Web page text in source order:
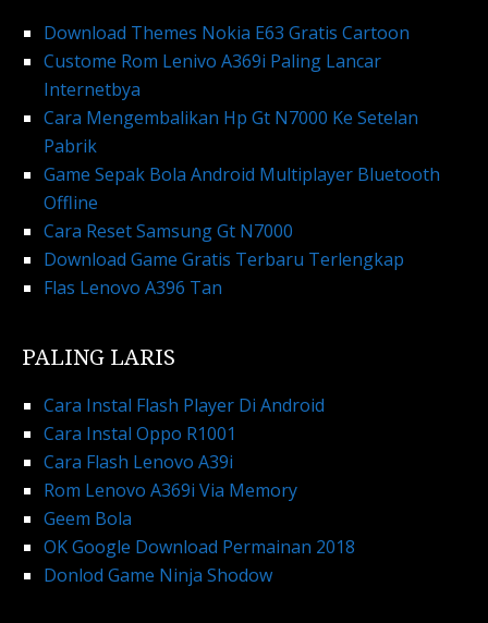
Download Themes Nokia E63 Gratis Cartoon
Custome Rom Lenivo A369i Paling Lancar
Internetbya
Cara Mengembalikan Hp Gt N7000 Ke Setelan
Pabrik
Game Sepak Bola Android Multiplayer Bluetooth
Offline
Cara Reset Samsung Gt N7000
Download Game Gratis Terbaru Terlengkap
Flas Lenovo A396 Tan
PALING LARIS
Cara Instal Flash Player Di Android
Cara Instal Oppo R1001
Cara Flash Lenovo A39i
Rom Lenovo A369i Via Memory
Geem Bola
OK Google Download Permainan 2018
Donlod Game Ninja Shodow